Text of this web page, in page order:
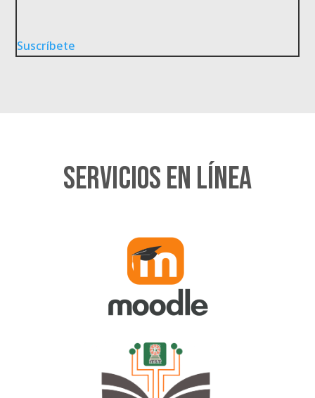
Suscríbete
Servicios en línea